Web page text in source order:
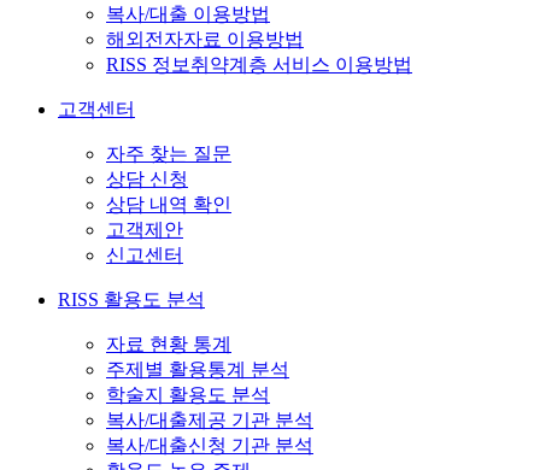
복사/대출 이용방법
해외전자자료 이용방법
RISS 정보취약계층 서비스 이용방법
고객센터
자주 찾는 질문
상담 신청
상담 내역 확인
고객제안
신고센터
RISS 활용도 분석
자료 현황 통계
주제별 활용통계 분석
학술지 활용도 분석
복사/대출제공 기관 분석
복사/대출신청 기관 분석